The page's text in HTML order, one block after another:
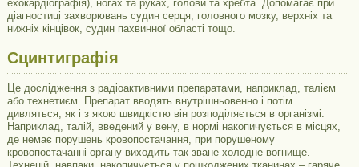
ехокардіографія), ногах та руках, голови та хребта. Допомагає при
діагностиці захворювань судин серця, головного мозку, верхніх та
нижніх кінцівок, судин пахвинної області тощо.
Сцинтиграфія
Це дослідження з радіоактивними препаратами, наприклад, талієм
або технетиєм. Препарат вводять внутрішньовенно і потім
дивляться, як і з якою швидкістю він розподіляється в організмі.
Наприклад, талій, введений у вену, в нормі накопичується в місцях,
де немає порушень кровопостачання, при порушеному
кровопостачанні органу виходить так зване холодне вогнище.